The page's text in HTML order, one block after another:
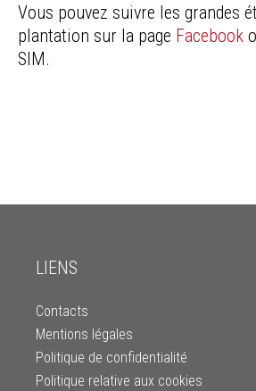
Vous pouvez suivre les grandes
plantation sur la page Facebook
SIM.
LIENS
Contacts
Mentions légales
Politique de confidentialité
Politique relative aux cookies